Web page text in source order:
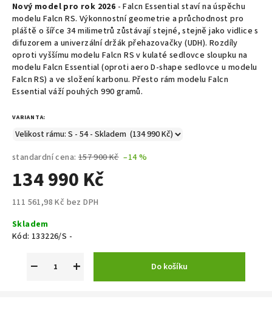
Nový model pro rok 2026 -Falcn Essential staví na úspěchu
modelu Falcn RS. Výkonnostní geometrie a průchodnost pro
pláště o šířce 34 milimetrů zůstávají stejné, stejně jako vidlice s
difuzorem a univerzální držák přehazovačky (UDH). Rozdíly
oproti vyššímu modelu Falcn RS v kulaté sedlovce sloupku na
modelu Falcn Essential (oproti aero D-shape sedlovce u modelu
Falcn RS) a ve složení karbonu. Přesto rám modelu Falcn
Essential váží pouhých 990 gramů.
VARIANTA:
standardní cena: 157 900 Kč –14 %
134 990 Kč
111 561,98 Kč bez DPH
cena:
Skladem
Kód: 133226/S -
+
− Do košíku